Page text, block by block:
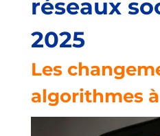
réseaux
2025
Les
algorithmes